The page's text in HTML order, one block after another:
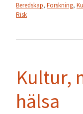
Beredskap, Forskning,
Risk
Kultur,
hälsa